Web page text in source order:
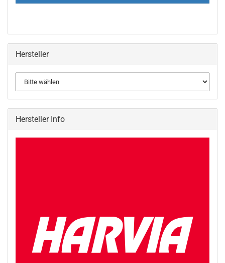
Hersteller
Hersteller Info